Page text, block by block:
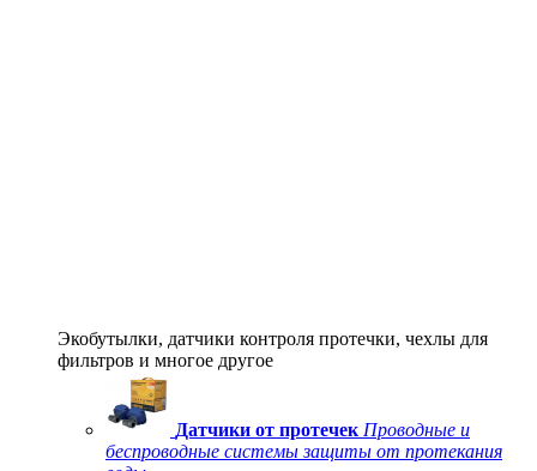
Экобутылки, датчики контроля протечки, чехлы для
фильтров и многое другое
Датчики от протечек Проводные и
беспроводные системы защиты от протекания